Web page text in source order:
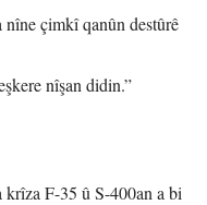
çimkî qanûn destûrê
nîşan didin.”
F-35 û S-400an a bi